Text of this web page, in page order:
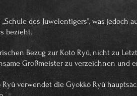
des Juwelentigers”, was jedoch
bezieht.
Bezug zur Kotō Ryū, nicht zu
Großmeister zu verzeichnen und
verwendet die Gyokkō Ryū